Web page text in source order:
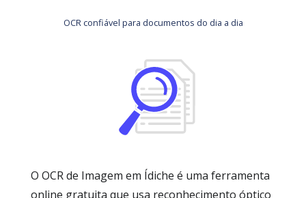
OCR confiável para documentos do dia a dia
O OCR de Imagem em Ídiche é uma ferramenta
online gratuita que usa reconhecimento óptico